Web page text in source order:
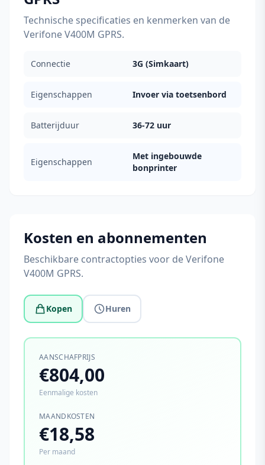
Technische specificaties en kenmerken van de
Verifone V400M GPRS.
Connectie 3G (Simkaart)
Eigenschappen Invoer via toetsenbord
Batterijduur 36-72 uur
Eigenschappen
Met ingebouwde
bonprinter
Kosten en abonnementen
Beschikbare contractopties voor de Verifone
V400M GPRS.
Kopen Huren
AANSCHAFPRIJS
€804,00
Eenmalige kosten
MAANDKOSTEN
€18,58
Per maand